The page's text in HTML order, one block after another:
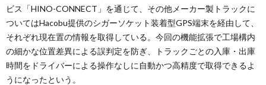
ビス「HINO-CONNECT」を通じて、その他メーカー製トラックに
ついてはHacobu提供のシガーソケット装着型GPS端末を経由して、
それぞれ現在置の情報を取得している。今回の機能拡張で工場構内
の細かな位置差異による誤判定を防ぎ、トラックごとの入庫・出庫
時間をドライバーによる操作なしに自動かつ高精度で取得できるよ
うになったという。